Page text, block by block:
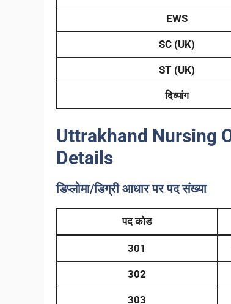
EWS
SC (UK)
ST (UK)
दिव्यांग
Uttrakhand Nursing
Details
डिप्लोमा/डिग्री आधार पर पद संख्या
पद कोड
301
302
303